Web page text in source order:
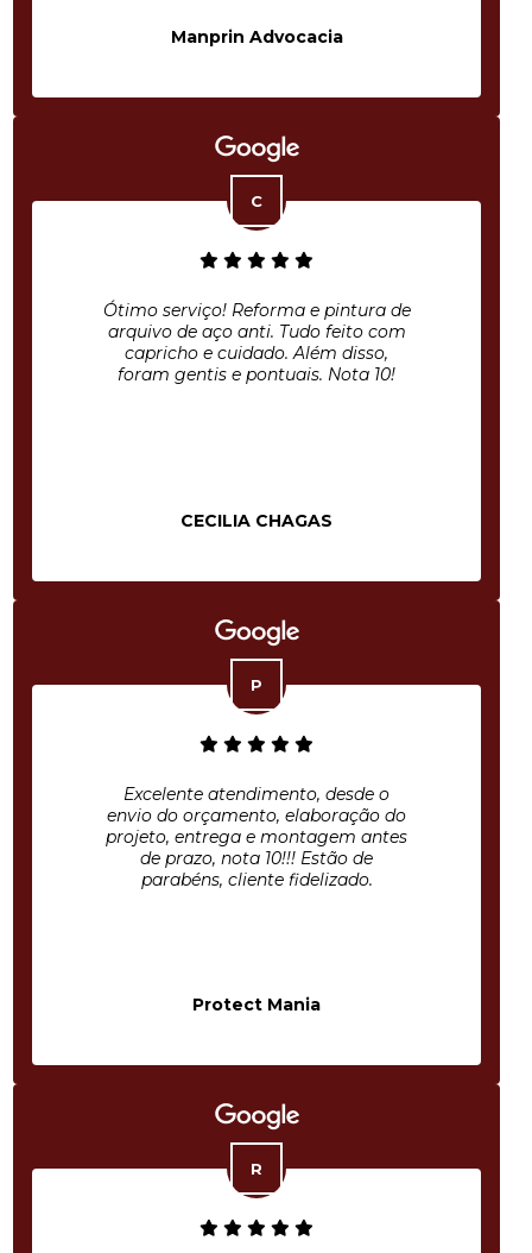
Manprin Advocacia
Ótimo serviço! Reforma e pintura de
arquivo de aço anti. Tudo feito com
capricho e cuidado. Além disso,
foram gentis e pontuais. Nota 10!
CECILIA CHAGAS
Excelente atendimento, desde o
envio do orçamento, elaboração do
projeto, entrega e montagem antes
de prazo, nota 10!!! Estão de
parabéns, cliente fidelizado.
Protect Mania